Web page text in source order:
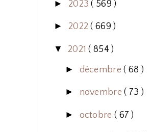
► 2023( 569 )
► 2022( 669 )
▼ 2021( 854 )
► décembre( 68 )
► novembre( 73 )
► octobre ( 67 )